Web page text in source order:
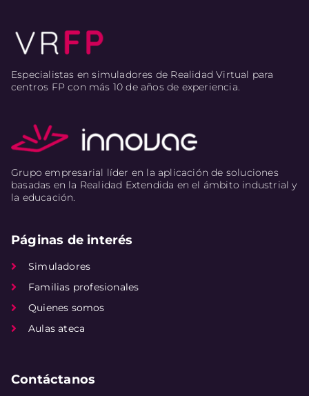
Especialistas en simuladores de Realidad Virtual para
centros FP con más 10 de años de experiencia.
Grupo empresarial líder en la aplicación de soluciones
basadas en la Realidad Extendida en el ámbito industrial y
la educación.
Páginas de interés
Simuladores
Familias profesionales
Quienes somos
Aulas ateca
Contáctanos